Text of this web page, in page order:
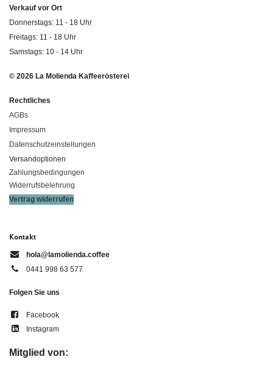
Verkauf vor Ort
Donnerstags: 11 - 18 Uhr
Freitags: 11 - 18 Uhr
Samstags: 10 - 14 Uhr
© 2026 La Molienda Kaffeerösterei
Rechtliches
AGBs
Impressum
Datenschutzeinstellungen
Versandoptionen
Zahlungsbedingungen
Widerrufsbelehrung
Vertrag widerrufen
Kontakt
hola@lamolienda.coffee
0441 998 63 577
Folgen Sie uns
Facebook
Instagram
Mitglied von: